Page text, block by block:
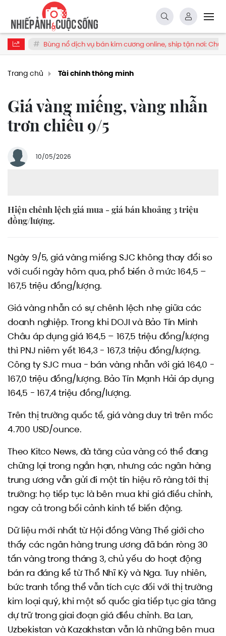
nổ dịch vụ bán kim cương online, ship tận nơi: Chuyên gia cảnh
Trang chủ Tài chính thông minh
Giá vàng miếng, vàng nhẫn
trơn chiều 9/5
10/05/2026
Hiện chênh lệch giá mua - giá bán khoảng 3 triệu
đồng/lượng.
Ngày 9/5, giá vàng miếng SJC không thay đổi so
với cuối ngày hôm qua, phổ biến ở mức 164,5 –
167,5 triệu đồng/lượng.
Giá vàng nhẫn có sự chênh lệch nhẹ giữa các
doanh nghiệp. Trong khi DOJI và Bảo Tín Minh
Châu áp dụng giá 164,5 – 167,5 triệu đồng/lượng
thì PNJ niêm yết 164,3 - 167,3 triệu đồng/lượng.
Công ty SJC mua - bán vàng nhẫn với giá 164,0 -
167,0 triệu đồng/lượng. Bảo Tín Mạnh Hải áp dụng
164,5 - 167,4 triệu đồng/lượng.
Trên thị trường quốc tế, giá vàng duy trì trên mốc
4.700 USD/ounce.
Theo Kitco News, đà tăng của vàng có thể đang
chững lại trong ngắn hạn, nhưng các ngân hàng
trung ương vẫn gửi đi một tín hiệu rõ ràng tới thị
trường: họ tiếp tục là bên mua khi giá điều chỉnh,
ngay cả trong bối cảnh kinh tế biến động.
Dữ liệu mới nhất từ Hội đồng Vàng Thế giới cho
thấy các ngân hàng trung ương đã bán ròng 30
tấn vàng trong tháng 3, chủ yếu do hoạt động
bán ra đáng kể từ Thổ Nhĩ Kỳ và Nga. Tuy nhiên,
bức tranh tổng thể vẫn tích cực đối với thị trường
kim loại quý, khi một số quốc gia tiếp tục gia tăng
dự trữ trong giai đoạn giá điều chỉnh. Ba Lan,
Uzbekistan và Kazakhstan vẫn là những bên mua